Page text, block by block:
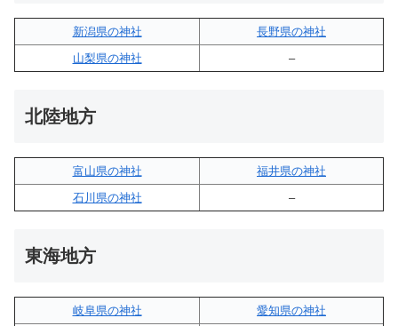
新潟県の神社
長野県の神社
山梨県の神社
–
北陸地方
富山県の神社
福井県の神社
石川県の神社
–
東海地方
岐阜県の神社
愛知県の神社